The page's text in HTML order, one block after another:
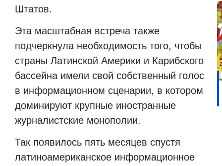
Штатов.
Эта масштабная встреча также
подчеркнула необходимость того, чтобы
страны Латинской Америки и Карибского
бассейна имели свой собственный голос
в информационном сценарии, в котором
доминируют крупные иностранные
журналистские монополии.
Так появилось пять месяцев спустя
латиноамериканское информационное